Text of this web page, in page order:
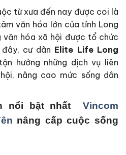
từ xưa đến nay được coi là
văn hóa lớn của tỉnh Long
hóa xã hội được tổ chức
cư dân Elite Life Long
hưởng những dịch vụ liên
nâng cao mức sống dân
nổi bật nhấtVincom
nâng cấp cuộc sống